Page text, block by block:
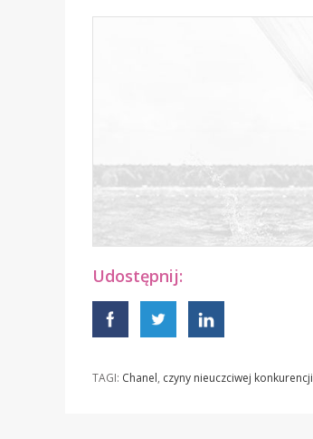
Udostępnij:
TAGI: Chanel, czyny nieuczciwej konkurencji